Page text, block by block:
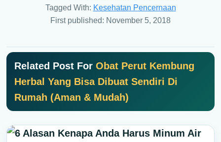
Tagged With: Kesehatan Pencernaan
First published: November 5, 2018
Related Post ForObat Perut Kembung
Herbal Yang Bisa Dibuat Sendiri Di
Rumah (Aman & Mudah)